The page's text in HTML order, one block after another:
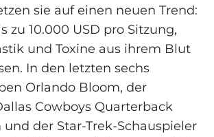
sie auf einen neuen Trend:
zu 10.000 USD pro Sitzung,
und Toxine aus ihrem Blut
In den letzten sechs
Orlando Bloom, der
Cowboys Quarterback
und der Star-Trek-Schauspieler